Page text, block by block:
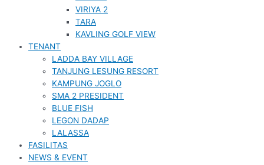
VIRIYA 2
TARA
KAVLING GOLF VIEW
TENANT
LADDA BAY VILLAGE
TANJUNG LESUNG RESORT
KAMPUNG JOGLO
SMA 2 PRESIDENT
BLUE FISH
LEGON DADAP
LALASSA
FASILITAS
NEWS & EVENT